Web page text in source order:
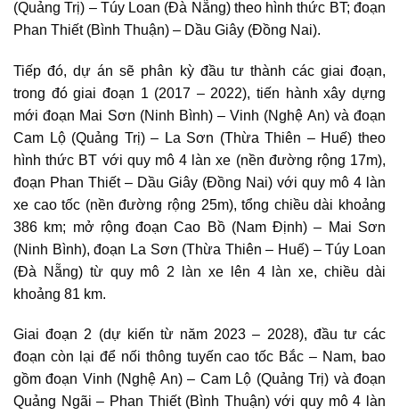
(Quảng Trị) – Túy Loan (Đà Nẵng) theo hình thức BT; đoạn
Phan Thiết (Bình Thuận) – Dầu Giây (Đồng Nai).
Tiếp đó, dự án sẽ phân kỳ đầu tư thành các giai đoạn,
trong đó giai đoạn 1 (2017 – 2022), tiến hành xây dựng
mới đoạn Mai Sơn (Ninh Bình) – Vinh (Nghệ An) và đoạn
Cam Lộ (Quảng Trị) – La Sơn (Thừa Thiên – Huế) theo
hình thức BT với quy mô 4 làn xe (nền đường rộng 17m),
đoạn Phan Thiết – Dầu Giây (Đồng Nai) với quy mô 4 làn
xe cao tốc (nền đường rộng 25m), tổng chiều dài khoảng
386 km; mở rộng đoạn Cao Bồ (Nam Định) – Mai Sơn
(Ninh Bình), đoạn La Sơn (Thừa Thiên – Huế) – Túy Loan
(Đà Nẵng) từ quy mô 2 làn xe lên 4 làn xe, chiều dài
khoảng 81 km.
Giai đoạn 2 (dự kiến từ năm 2023 – 2028), đầu tư các
đoạn còn lại để nối thông tuyến cao tốc Bắc – Nam, bao
gồm đoạn Vinh (Nghệ An) – Cam Lộ (Quảng Trị) và đoạn
Quảng Ngãi – Phan Thiết (Bình Thuận) với quy mô 4 làn